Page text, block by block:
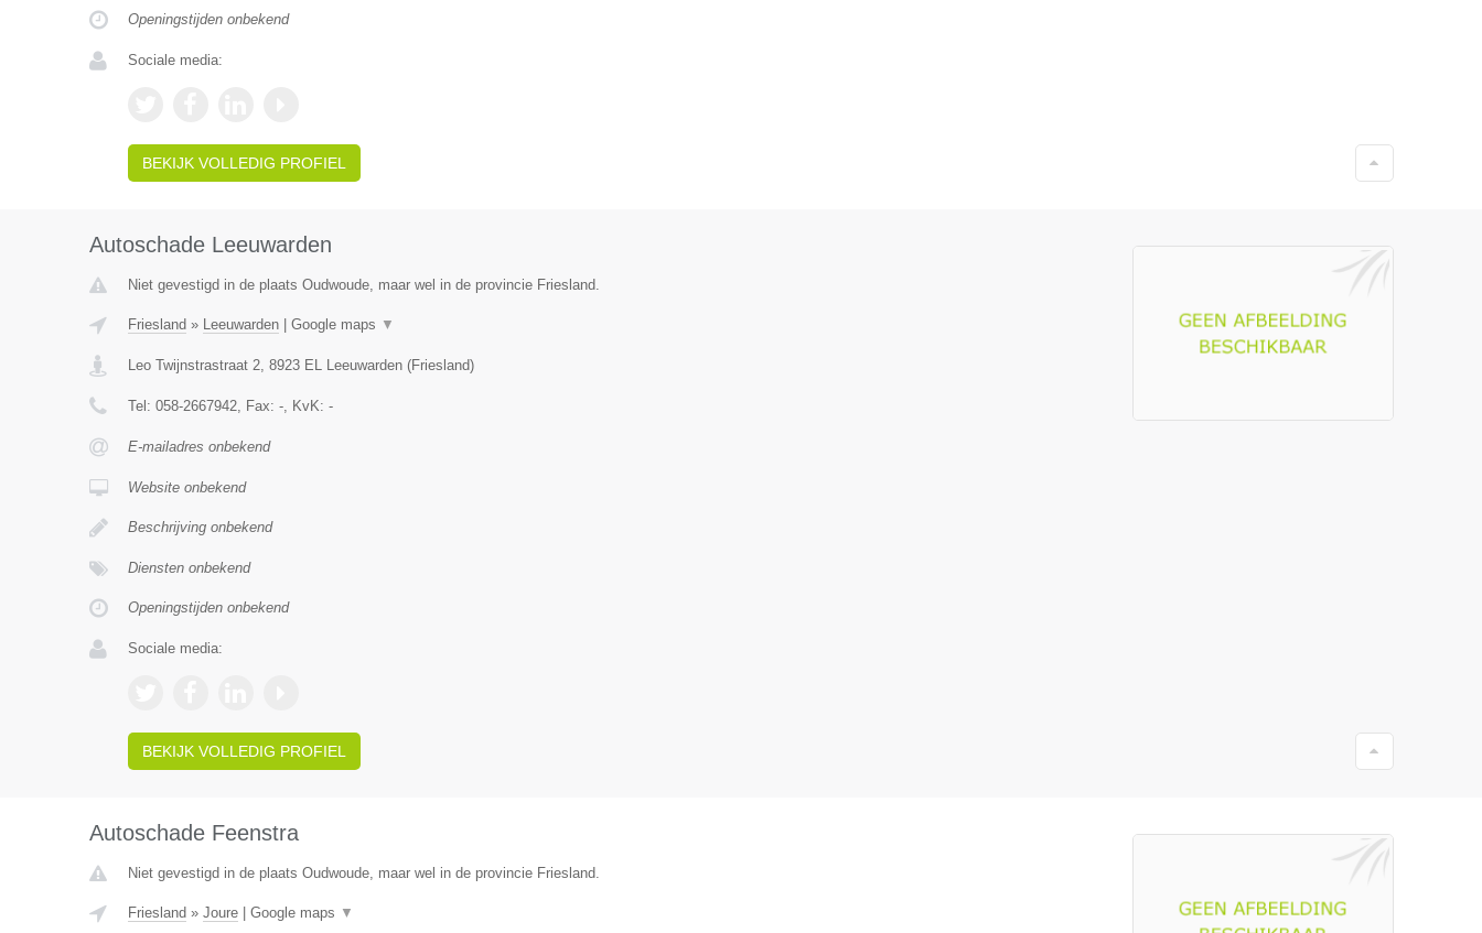
Openingstijden onbekend
Sociale media:
BEKIJK VOLLEDIG PROFIEL
Autoschade Leeuwarden
Niet gevestigd in de plaats Oudwoude, maar wel in de provincie Friesland.
Friesland » Leeuwarden| Google maps ▼
Leo Twijnstrastraat 2, 8923 EL Leeuwarden(Friesland)
Tel: 058-2667942, Fax: -, KvK: -
E-mailadres onbekend
Website onbekend
Beschrijving onbekend
Diensten onbekend
Openingstijden onbekend
Sociale media:
BEKIJK VOLLEDIG PROFIEL
Autoschade Feenstra
Niet gevestigd in de plaats Oudwoude, maar wel in de provincie Friesland.
Friesland » Joure| Google maps ▼